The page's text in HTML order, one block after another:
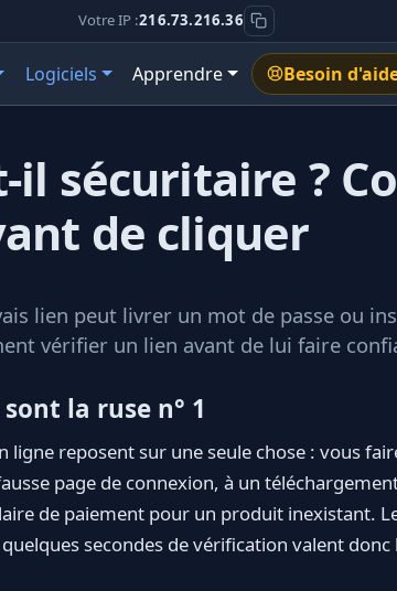
Votre IP :216.73.216.36
Logiciels Apprendre Besoin
il sécuritaire ?
de cliquer
lien peut livrer un mot de passe ou
vérifier un lien avant de lui faire
la ruse n° 1
ligne reposent sur une seule chose : vous
page de connexion, à un
de paiement pour un produit inexistant.
secondes de vérification valent donc